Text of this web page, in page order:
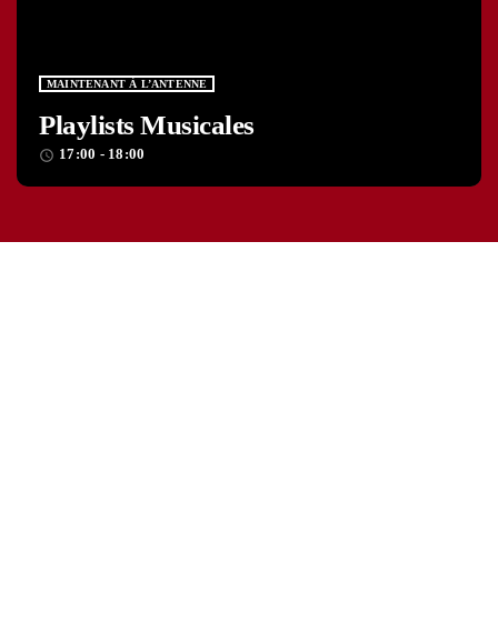
MAINTENANT À L’ANTENNE
Playlists Musicales
access_time 17:00 - 18:00